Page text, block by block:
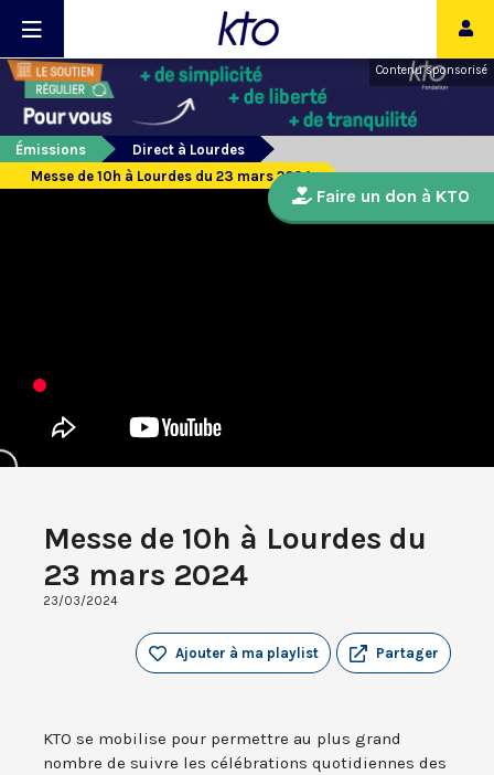
Contenu sponsorisé
Émissions
Direct à Lourdes
Messe de 10h à Lourdes du 23 mars 2024
Messe de 10h à Lourdes du
23 mars 2024
23/03/2024
Partager
Ajouter à ma playlist
KTO se mobilise pour permettre au plus grand
nombre de suivre les célébrations quotidiennes des
Faire un don à KTO